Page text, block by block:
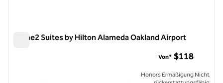
Home2 Suites by Hilton Alameda Oakland Airport
Von* $118
Honors Ermäßigung Nicht